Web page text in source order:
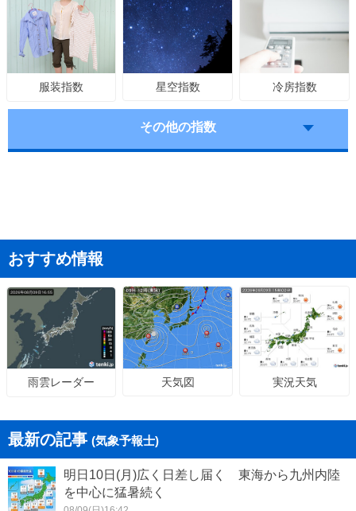
服装指数 星空指数 冷房指数
その他の指数
おすすめ情報
雨雲レーダー 天気図 実況天気
最新の記事 (気象予報士)
明日10日(月)広く日差し届く 東海から九州内陸
を中心に猛暑続く